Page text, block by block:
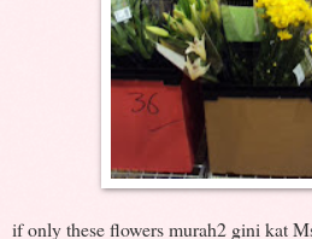
if only these flowers murah2 gini kat